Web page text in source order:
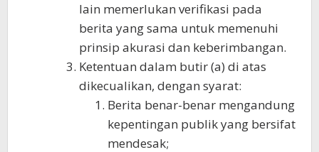
lain memerlukan verifikasi pada
berita yang sama untuk memenuhi
prinsip akurasi dan keberimbangan.
Ketentuan dalam butir (a) di atas
dikecualikan, dengan syarat:
Berita benar-benar mengandung
kepentingan publik yang bersifat
mendesak;